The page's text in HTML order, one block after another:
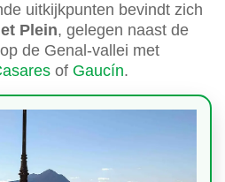
uitkijkpunten bevindt zich
Plein, gelegen naast de
de Genal-vallei met
of Gaucín.